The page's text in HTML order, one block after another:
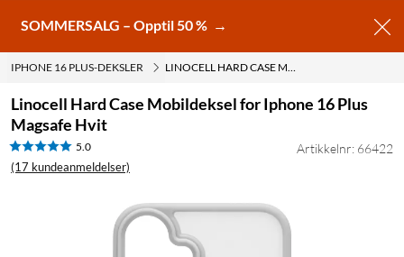
SOMMERSALG – Opptil 50 % →
IPHONE 16 PLUS-DEKSLER LINOCELL HARD CASE MOBILDEKSEL FOR IPHONE 16 PLUS MAGSAFE HVIT
Linocell Hard Case Mobildeksel for Iphone 16 Plus
Magsafe Hvit
5.0
(17 kundeanmeldelser)
Artikkelnr: 66422